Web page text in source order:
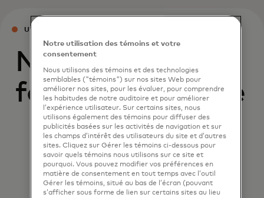
UNE FORCE POUR LE BIEN
Nos employés
font la différence
Notre utilisation des témoins et votre
consentement
Nous utilisons des témoins et des technologies
semblables ("témoins") sur nos sites Web pour
améliorer nos sites, pour les évaluer, pour comprendre
les habitudes de notre auditoire et pour améliorer
l’expérience utilisateur. Sur certains sites, nous
utilisons également des témoins pour diffuser des
publicités basées sur les activités de navigation et sur
les champs d’intérêt des utilisateurs du site et d’autres
sites. Cliquez sur Gérer les témoins ci-dessous pour
savoir quels témoins nous utilisons sur ce site et
pourquoi. Vous pouvez modifier vos préférences en
matière de consentement en tout temps avec l’outil
Gérer les témoins, situé au bas de l’écran (pouvant
s’afficher sous forme de lien sur certains sites au lieu